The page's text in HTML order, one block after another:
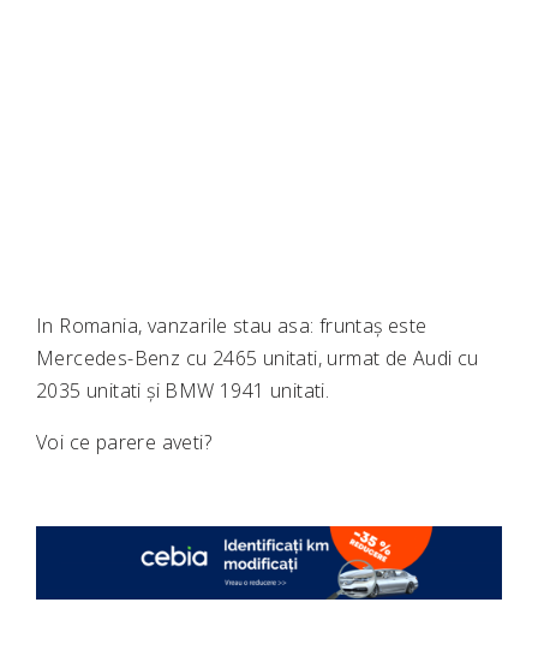
In Romania, vanzarile stau asa: fruntaș este
Mercedes-Benz cu 2465 unitati, urmat de Audi cu
2035 unitati și BMW 1941 unitati.
Voi ce parere aveti?